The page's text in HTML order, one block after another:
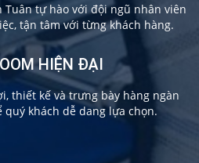
tự hào với đội ngũ nhân viên
tận tâm với từng khách hàng.
HIỆN ĐẠI
thiết kế và trưng bày hàng ngàn
khách dễ dang lựa chọn.